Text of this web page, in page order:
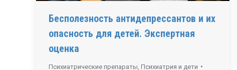
Бесполезность антидепрессантов и их
опасность для детей. Экспертная
оценка
Психиатрические препараты Психиатрия и дети